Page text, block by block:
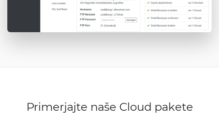
Primerjajte naše Cloud pakete